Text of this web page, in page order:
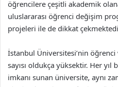
öğrencilere çeşitli akademik
uluslararası öğrenci değişim
projeleri ile de dikkat
İstanbul Üniversitesi’nin
sayısı oldukça yüksektir. Her
imkanı sunan üniversite, aynı